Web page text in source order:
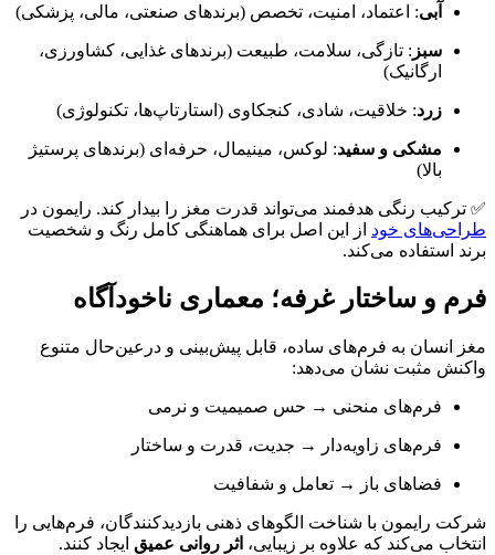
آبی: اعتماد، امنیت، تخصص (برندهای صنعتی، مالی، پزشکی)
سبز : تازگی، سلامت، طبیعت (برندهای غذایی، کشاورزی،
ارگانیک)
زرد: خلاقیت، شادی، کنجکاوی (استارتاپ‌ها، تکنولوژی)
مشکی و سفید: لوکس، مینیمال، حرفه‌ای (برندهای پرستیژ
بالا)
✅ ترکیب رنگی هدفمند می‌تواند قدرت مغز را بیدار کند. رایمون در
طراحی‌های خود از این اصل برای هماهنگی کامل رنگ و شخصیت
برند استفاده می‌کند.
فرم و ساختار غرفه؛ معماری ناخودآگاه
مغز انسان به فرم‌های ساده، قابل پیش‌بینی و درعین‌حال متنوع
واکنش مثبت نشان می‌دهد:
فرم‌های منحنی → حس صمیمیت و نرمی
فرم‌های زاویه‌دار → جدیت، قدرت و ساختار
فضاهای باز → تعامل و شفافیت
شرکت رایمون با شناخت الگوهای ذهنی بازدیدکنندگان، فرم‌هایی را
انتخاب می‌کند که علاوه بر زیبایی، اثر روانی عمیق ایجاد کنند.